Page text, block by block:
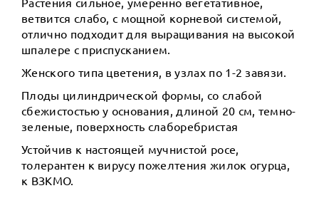
ветвится слабо, с мощной корневой системой,
отлично подходит для выращивания на высокой
шпалере с приспусканием.
Женского типа цветения, в узлах по 1-2 завязи.
Плоды цилиндрической формы, со слабой
сбежистостью у основания, длиной 20 см, темно-
зеленые, поверхность слаборебристая
Устойчив к настоящей мучнистой росе,
толерантен к вирусу пожелтения жилок огурца,
к ВЗКМО.